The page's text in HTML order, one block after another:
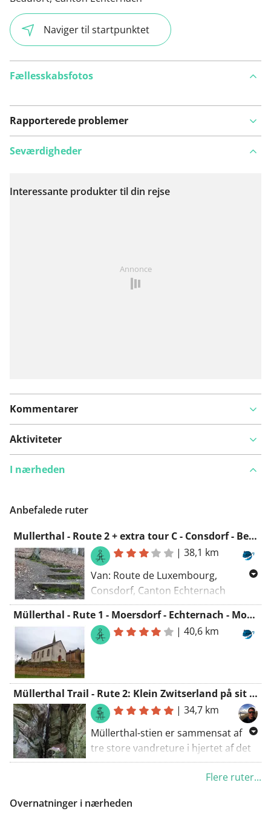
Naviger til startpunktet
Fællesskabsfotos
Rapporterede problemer
Se på kort
Seværdigheder
Interessante produkter til din rejse
Annonce
Kommentarer
Aktiviteter
I nærheden
Anbefalede ruter
Mullerthal - Route 2 + extra tour C - Consdorf - Berdorf - Consdorf
|38,1 km
Van: Route de Luxembourg,
Consdorf, Canton Echternach
Naar: Ancienne ligne Luxembourg -
Echternach, Consdorf, Canton
Echternach
Müllerthal - Rute 1 - Moersdorf - Echternach - Moersdorf
|40,6 km
Müllerthal Trail - Rute 2: Klein Zwitserland på sit bedste
|34,7 km
Müllerthal-stien er sammensat af
tre store vandreture i hjertet af det
Store Hertugdømme Luxembourg,
ved siden af de tre store sløjfer er
der kan tages med som ekstra.
Flere ruter...
Overnatninger i nærheden